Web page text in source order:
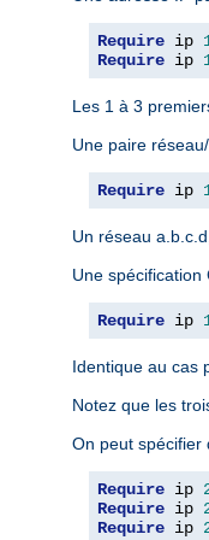
Require ip
Require ip
Les 1 à 3
Une paire
Require ip
Un réseau
Une spécification
Require ip
Identique au cas
Notez que les
On peut spécifier
Require ip
Require ip
Require ip